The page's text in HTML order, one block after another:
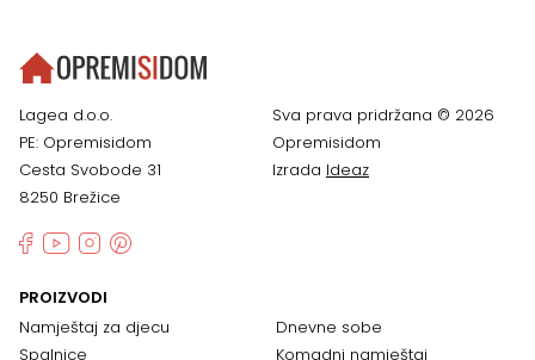
Lagea d.o.o.
PE: Opremisidom
Cesta Svobode 31
8250 Brežice
Sva prava pridržana © 2026
Opremisidom
Izrada Ideaz
PROIZVODI
Namještaj za djecu
Spalnice
Dnevne sobe
Komadni namještaj